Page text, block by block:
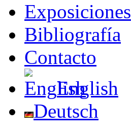
Exposiciones
Bibliografía
Contacto
English
Deutsch